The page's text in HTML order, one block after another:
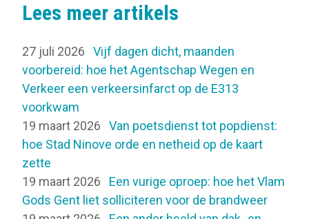
Lees meer artikels
27 juli 2026
Vijf dagen dicht, maanden
voorbereid: hoe het Agentschap Wegen en
Verkeer een verkeersinfarct op de E313
voorkwam
19 maart 2026
Van poetsdienst tot popdienst:
hoe Stad Ninove orde en netheid op de kaart
zette
19 maart 2026
Een vurige oproep: hoe het Vlam
Gods Gent liet solliciteren voor de brandweer